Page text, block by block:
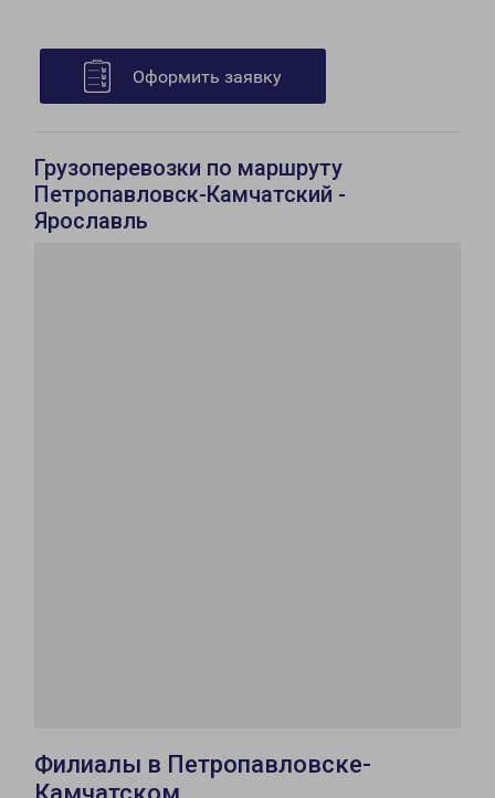
Оформить заявку
Грузоперевозки по маршруту
Петропавловск-Камчатский -
Ярославль
Филиалы в Петропавловске-